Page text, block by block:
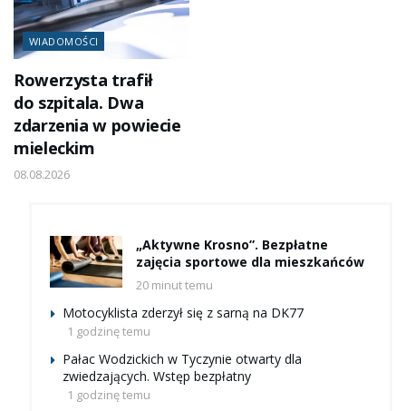
WIADOMOŚCI
Rowerzysta trafił
do szpitala. Dwa
zdarzenia w powiecie
mieleckim
08.08.2026
„Aktywne Krosno”. Bezpłatne
zajęcia sportowe dla mieszkańców
20 minut temu
Motocyklista zderzył się z sarną na DK77
1 godzinę temu
Pałac Wodzickich w Tyczynie otwarty dla
zwiedzających. Wstęp bezpłatny
1 godzinę temu